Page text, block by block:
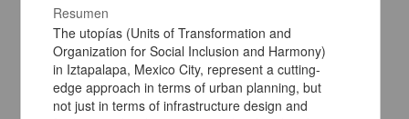
Cronología de la política exterior de México: abril-agosto 2024
Romero Gutiérrez, Selene; Sosa Fuentes , Samuel; López Neri,
Marcela Paulina - Facultad de Ciencias Políticas y Sociales, UNAM
2025-01-23
Ciencias Sociales y Económicas
Resumen
The utopías (Units of Transformation and
Organization for Social Inclusion and Harmony)
in Iztapalapa, Mexico City, represent a cutting-
edge approach in terms of urban planning, but
not just in terms of infrastructure design and